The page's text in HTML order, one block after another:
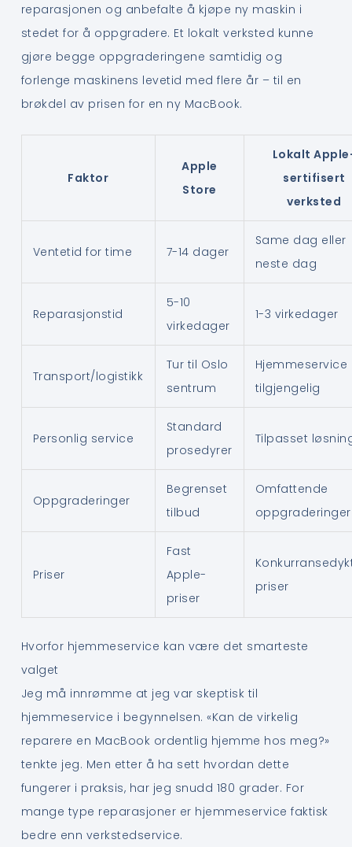
reparasjonen og anbefalte å kjøpe ny maskin i
stedet for å oppgradere. Et lokalt verksted kunne
gjøre begge oppgraderingene samtidig og
forlenge maskinens levetid med flere år – til en
brøkdel av prisen for en ny MacBook.
Faktor
Apple
Store
Lokalt
sertifisert
verksted
Ventetid for time 7-14 dager
Same dag eller
neste dag
Reparasjonstid
5-10
virkedager
1-3 virkedager
Transport/logistikk
Tur til Oslo
sentrum
Hjemmeservice
tilgjengelig
Personlig service
Standard
prosedyrer
Tilpasset
Oppgraderinger
Begrenset
tilbud
Omfattende
oppgraderinger
Priser
Fast
Apple-
priser
priser
Hvorfor hjemmeservice kan være det smarteste
valget
Jeg må innrømme at jeg var skeptisk til
hjemmeservice i begynnelsen. «Kan de virkelig
reparere en MacBook ordentlig hjemme hos meg?»
tenkte jeg. Men etter å ha sett hvordan dette
fungerer i praksis, har jeg snudd 180 grader. For
mange type reparasjoner er hjemmeservice faktisk
bedre enn verkstedservice.